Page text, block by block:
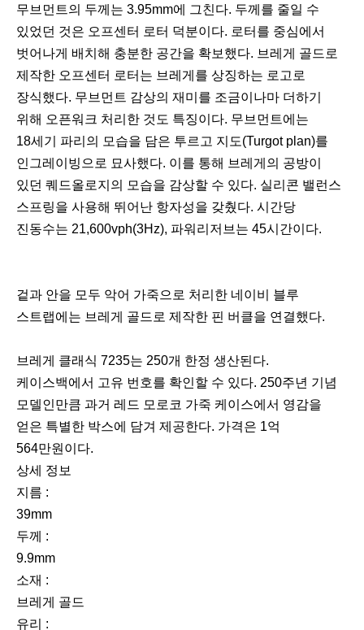
무브먼트의 두께는 3.95mm에 그친다. 두께를 줄일 수
있었던 것은 오프센터 로터 덕분이다. 로터를 중심에서
벗어나게 배치해 충분한 공간을 확보했다. 브레게 골드로
제작한 오프센터 로터는 브레게를 상징하는 로고로
장식했다. 무브먼트 감상의 재미를 조금이나마 더하기
위해 오픈워크 처리한 것도 특징이다. 무브먼트에는
18세기 파리의 모습을 담은 투르고 지도(Turgot plan)를
인그레이빙으로 묘사했다. 이를 통해 브레게의 공방이
있던 퀘드올로지의 모습을 감상할 수 있다. 실리콘 밸런스
스프링을 사용해 뛰어난 항자성을 갖췄다. 시간당
진동수는 21,600vph(3Hz), 파워리저브는 45시간이다.
겉과 안을 모두 악어 가죽으로 처리한 네이비 블루
스트랩에는 브레게 골드로 제작한 핀 버클을 연결했다.
이
전
다
음
브레게 클래식 7235는 250개 한정 생산된다.
케이스백에서 고유 번호를 확인할 수 있다. 250주년 기념
모델인만큼 과거 레드 모로코 가죽 케이스에서 영감을
얻은 특별한 박스에 담겨 제공한다. 가격은 1억
564만원이다.
상세 정보
지름 :
39mm
두께 :
9.9mm
소재 :
브레게 골드
유리 :